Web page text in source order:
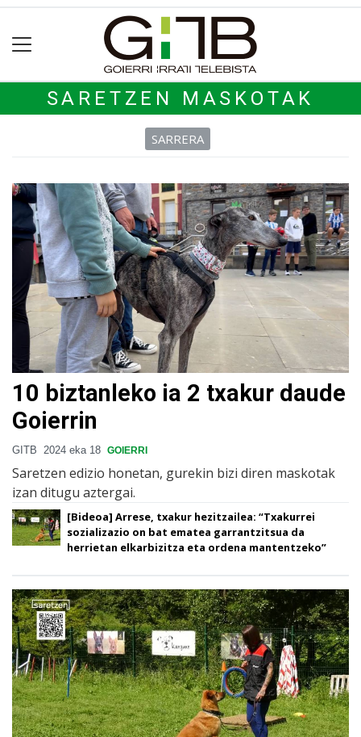
SARETZEN MASKOTAK
SARRERA
10 biztanleko ia 2 txakur daude
Goierrin
GITB 2024 eka 18 GOIERRI
Saretzen edizio honetan, gurekin bizi diren maskotak
izan ditugu aztergai.
[Bideoa] Arrese, txakur hezitzailea: “Txakurrei
sozializazio on bat ematea garrantzitsua da
herrietan elkarbizitza eta ordena mantentzeko”